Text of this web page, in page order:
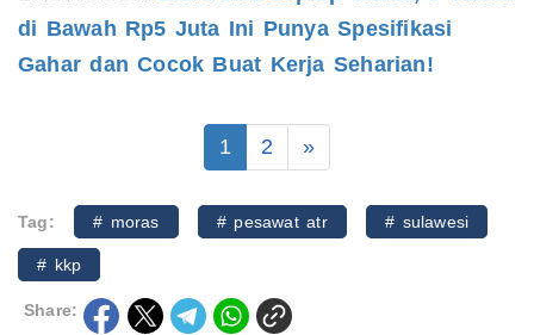
di Bawah Rp5 Juta Ini Punya Spesifikasi
Gahar dan Cocok Buat Kerja Seharian!
1 2 »
Tag: # moras # pesawat atr # sulawesi
# kkp
Share: